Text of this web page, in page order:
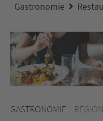
Gastronomie
GASTRONOMIE